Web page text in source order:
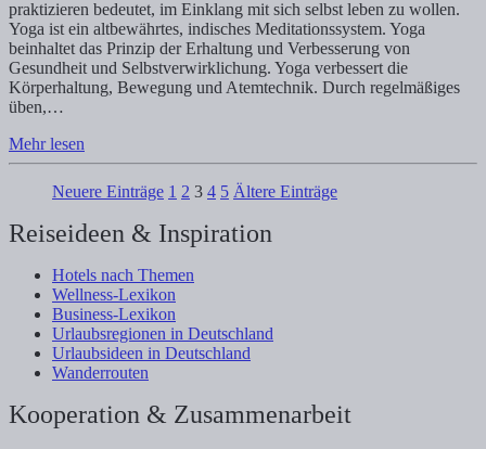
praktizieren bedeutet, im Einklang mit sich selbst leben zu wollen.
Yoga ist ein altbewährtes, indisches Meditationssystem. Yoga
beinhaltet das Prinzip der Erhaltung und Verbesserung von
Gesundheit und Selbstverwirklichung. Yoga verbessert die
Körperhaltung, Bewegung und Atemtechnik. Durch regelmäßiges
üben,…
Mehr lesen
Neuere Einträge 1 2 3 4 5 Ältere Einträge
Reiseideen & Inspiration
Hotels nach Themen
Wellness-Lexikon
Business-Lexikon
Urlaubsregionen in Deutschland
Urlaubsideen in Deutschland
Wanderrouten
Kooperation & Zusammenarbeit